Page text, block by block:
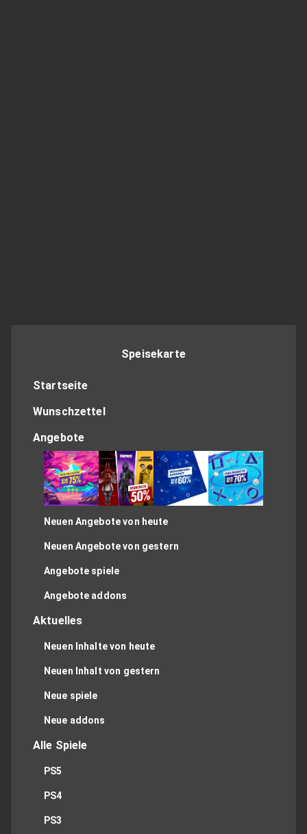
Speisekarte
Startseite
Wunschzettel
Angebote
Neuen Angebote von heute
Neuen Angebote von gestern
Angebote spiele
Angebote addons
Aktuelles
Neuen Inhalte von heute
Neuen Inhalt von gestern
Neue spiele
Neue addons
Alle Spiele
PS5
PS4
PS3